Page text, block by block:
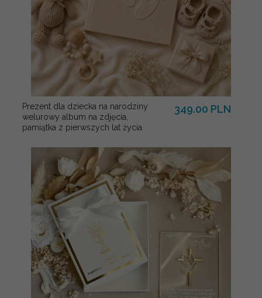
Prezent dla dziecka na narodziny
welurowy album na zdjęcia,
pamiątka z pierwszych lat życia
349.00 PLN